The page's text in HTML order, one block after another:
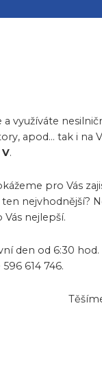
využíváte
apod... tak i na
.
pro Vás
nejvhodnější?
nejlepší.
den od 6:30
614 746.